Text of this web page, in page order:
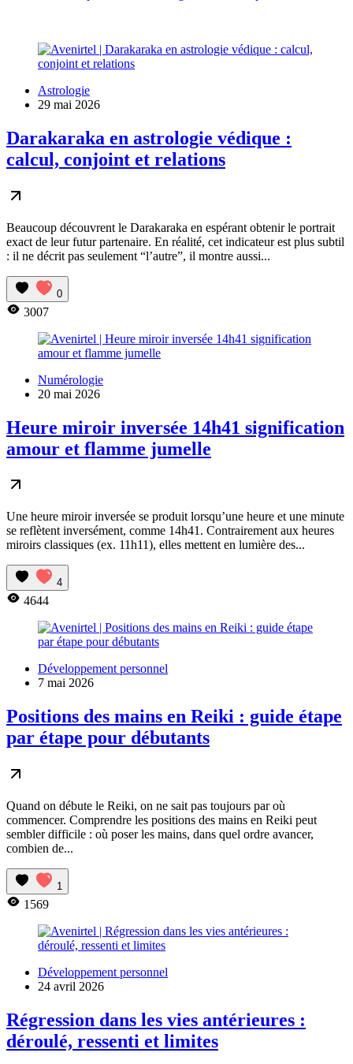
Astrologie
29 mai 2026
Darakaraka en astrologie védique :
calcul, conjoint et relations
Beaucoup découvrent le Darakaraka en espérant obtenir le portrait
exact de leur futur partenaire. En réalité, cet indicateur est plus subtil
: il ne décrit pas seulement “l’autre”, il montre aussi...
0
3007
Numérologie
20 mai 2026
Heure miroir inversée 14h41 signification
amour et flamme jumelle
Une heure miroir inversée se produit lorsqu’une heure et une minute
se reflètent inversément, comme 14h41. Contrairement aux heures
miroirs classiques (ex. 11h11), elles mettent en lumière des...
4
4644
Développement personnel
7 mai 2026
Positions des mains en Reiki : guide étape
par étape pour débutants
Quand on débute le Reiki, on ne sait pas toujours par où
commencer. Comprendre les positions des mains en Reiki peut
sembler difficile : où poser les mains, dans quel ordre avancer,
combien de...
1
1569
Développement personnel
24 avril 2026
Régression dans les vies antérieures :
déroulé, ressenti et limites